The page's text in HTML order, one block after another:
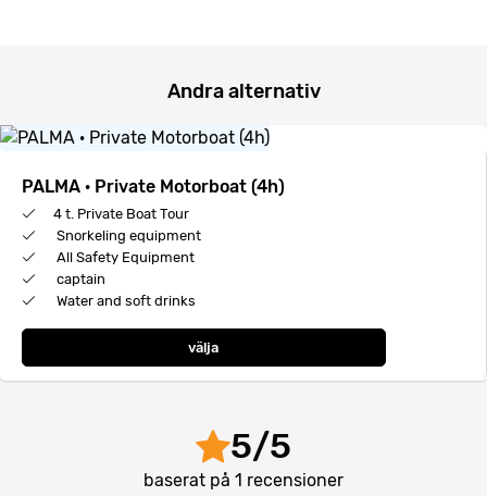
Andra alternativ
PALMA · Private Motorboat (4h)
4 t. Private Boat Tour
Snorkeling equipment
All Safety Equipment
captain
Water and soft drinks
välja
5/5
baserat på 1 recensioner